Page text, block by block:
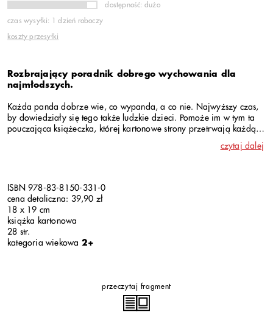
dostępność: dużo
czas wysyłki: 1 dzień roboczy
koszty przesyłki
Rozbrajający poradnik dobrego wychowania dla
najmłodszych.
Każda panda dobrze wie, co wypanda, a co nie. Najwyższy czas,
by dowiedziały się tego także ludzkie dzieci. Pomoże im w tym ta
pouczająca książeczka, której kartonowe strony przetrwają każdą,
czytaj dalej
ISBN 978-83-8150-331-0
cena detaliczna: 39,90 zł
18 x 19 cm
książka kartonowa
28 str.
kategoria wiekowa 2+
przeczytaj fragment